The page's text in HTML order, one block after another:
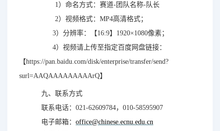
1）命名方式：赛道-团队名称-队长
2）视频格式：MP4高清格式；
3）分辨率：【16:9】1920×1080像素；
4）视频请上传至指定百度网盘链接：
【https://pan.baidu.com/disk/enterprise/transfer/send?
surl=AAQAAAAAAAAArQ】
九、联系方式
联系电话：021-62609784，010-58595907
电子邮箱：office@chinese.ecnu.edu.cn